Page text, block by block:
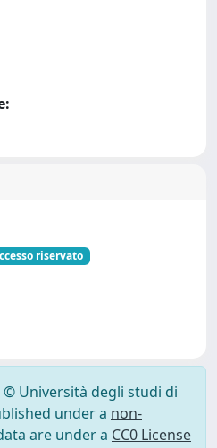
riservato
Università degli studi di
under a non-
are under a CC0 License